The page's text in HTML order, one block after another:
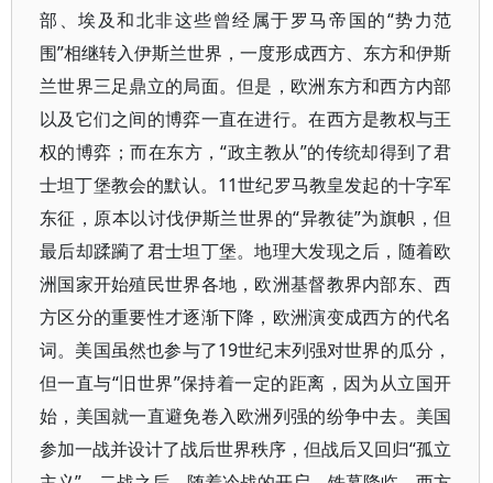
部、埃及和北非这些曾经属于罗马帝国的“势力范
围”相继转入伊斯兰世界，一度形成西方、东方和伊斯
兰世界三足鼎立的局面。但是，欧洲东方和西方内部
以及它们之间的博弈一直在进行。在西方是教权与王
权的博弈；而在东方，“政主教从”的传统却得到了君
士坦丁堡教会的默认。11世纪罗马教皇发起的十字军
东征，原本以讨伐伊斯兰世界的“异教徒”为旗帜，但
最后却蹂躏了君士坦丁堡。地理大发现之后，随着欧
洲国家开始殖民世界各地，欧洲基督教界内部东、西
方区分的重要性才逐渐下降，欧洲演变成西方的代名
词。美国虽然也参与了19世纪末列强对世界的瓜分，
但一直与“旧世界”保持着一定的距离，因为从立国开
始，美国就一直避免卷入欧洲列强的纷争中去。美国
参加一战并设计了战后世界秩序，但战后又回归“孤立